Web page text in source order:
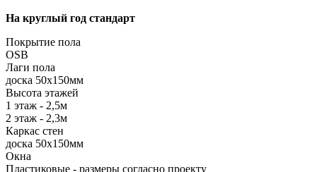
На круглый год стандарт
Покрытие пола
ОSB
Лаги пола
доска 50х150мм
Высота этажей
1 этаж - 2,5м
2 этаж - 2,3м
Каркас стен
доска 50х150мм
Окна
Пластиковые - размеры согласно проекту